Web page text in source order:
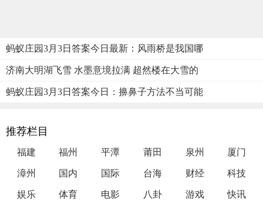
蚂蚁庄园3月3日答案今日最新：风雨桥是我国哪
济南大明湖飞雪 水墨意境拉满 超然楼在大雪的
蚂蚁庄园3月3日答案今日：擤鼻子方法不当可能
推荐栏目
福建 福州 平潭 莆田 泉州 厦门
漳州 国内 国际 台海 财经 科技
娱乐 体育 电影 八卦 游戏 快讯